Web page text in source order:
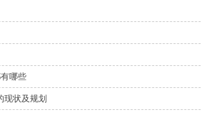
哪些
现状及规划